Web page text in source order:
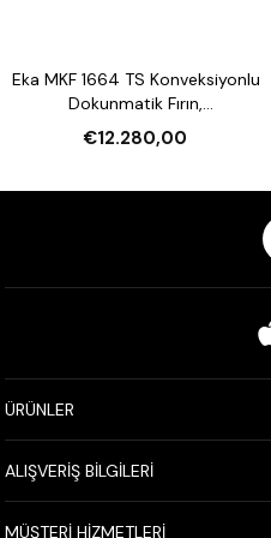
Eka MKF 1664 TS Konveksiyonlu
Dokunmatik Fırın,
Nemlendirmeli 16 Tepsi
Kapasiteli Elektrikli
€12.280,00
ÜRÜNLER
ALIŞVERİŞ BİLGİLERİ
MÜŞTERİ HİZMETLERİ